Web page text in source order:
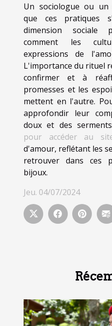
Un sociologue ou un
que ces pratiques
dimension sociale
comment les
expressions de
L'importance du rituel
confirmer et à
promesses et les
mettent en l'autre.
approfondir leur
doux et des
pour accéder au
d'amour, reflétant les
retrouver dans ces
bijoux.
Jeu. 04/07/2024